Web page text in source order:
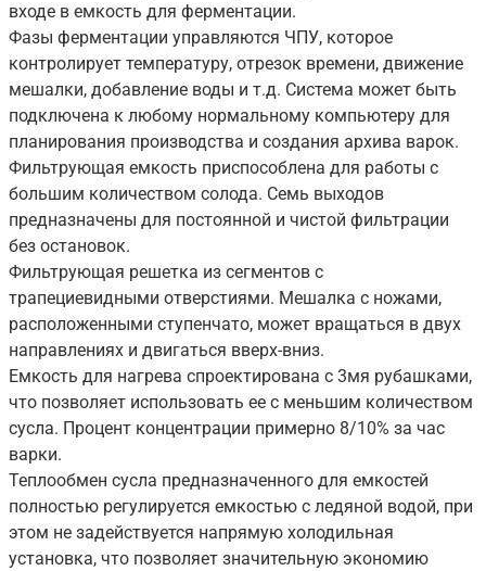
входе в емкость для ферментации.
Фазы ферментации управляются ЧПУ, которое
контролирует температуру, отрезок времени, движение
мешалки, добавление воды и т.д. Система может быть
подключена к любому нормальному компьютеру для
планирования производства и создания архива варок.
Фильтрующая емкость приспособлена для работы с
большим количеством солода. Семь выходов
предназначены для постоянной и чистой фильтрации
без остановок.
Фильтрующая решетка из сегментов с
трапециевидными отверстиями. Мешалка с ножами,
расположенными ступенчато, может вращаться в двух
направлениях и двигаться вверх-вниз.
Емкость для нагрева спроектирована с 3мя рубашками,
что позволяет использовать ее с меньшим количеством
сусла. Процент концентрации примерно 8/10% за час
варки.
Теплообмен сусла предназначенного для емкостей
полностью регулируется емкостью с ледяной водой, при
этом не задействуется напрямую холодильная
установка, что позволяет значительную экономию